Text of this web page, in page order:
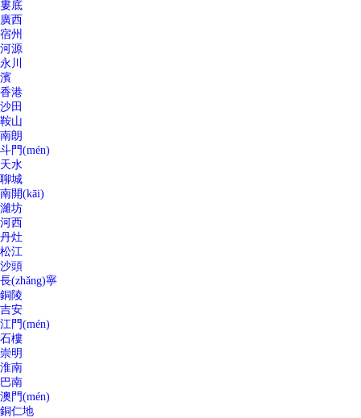
婁底
廣西
宿州
河源
永川
濱
香港
沙田
鞍山
南朗
斗門(mén)
天水
聊城
南開(kāi)
濰坊
河西
丹灶
松江
沙頭
長(zhǎng)寧
銅陵
吉安
江門(mén)
石樓
崇明
淮南
巴南
澳門(mén)
銅仁地